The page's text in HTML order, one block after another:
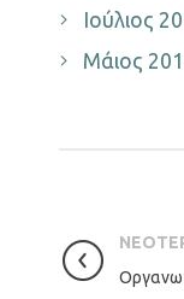
Ιούλιος
Μάιος